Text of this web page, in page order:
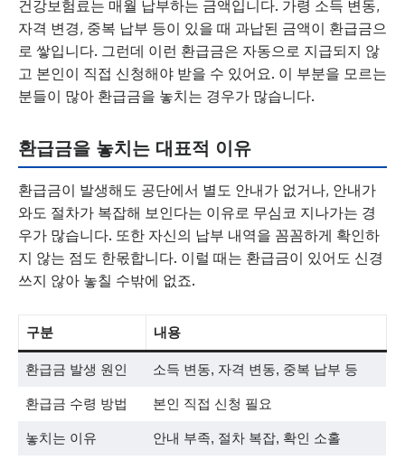
건강보험료는 매월 납부하는 금액입니다. 가령 소득 변동,
자격 변경, 중복 납부 등이 있을 때 과납된 금액이 환급금으
로 쌓입니다. 그런데 이런 환급금은 자동으로 지급되지 않
고 본인이 직접 신청해야 받을 수 있어요. 이 부분을 모르는
분들이 많아 환급금을 놓치는 경우가 많습니다.
환급금을 놓치는 대표적 이유
환급금이 발생해도 공단에서 별도 안내가 없거나, 안내가
와도 절차가 복잡해 보인다는 이유로 무심코 지나가는 경
우가 많습니다. 또한 자신의 납부 내역을 꼼꼼하게 확인하
지 않는 점도 한몫합니다. 이럴 때는 환급금이 있어도 신경
쓰지 않아 놓칠 수밖에 없죠.
구분 내용
환급금 발생 원인 소득 변동, 자격 변동, 중복 납부 등
환급금 수령 방법 본인 직접 신청 필요
놓치는 이유 안내 부족, 절차 복잡, 확인 소홀